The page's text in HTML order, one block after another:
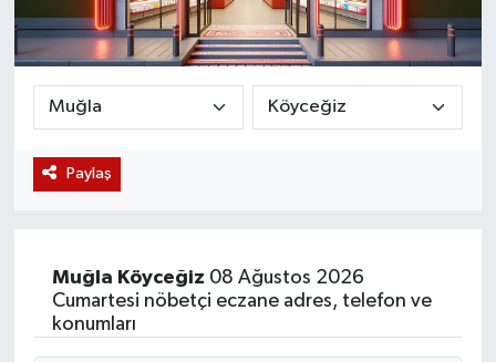
Paylaş
Muğla Köyceğiz 08 Ağustos 2026
Cumartesi nöbetçi eczane adres, telefon ve
konumları
Magazin
Etkinlikler